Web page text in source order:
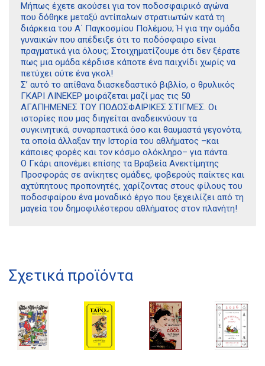
Μήπως έχετε ακούσει για τον ποδοσφαιρικό αγώνα
που δόθηκε μεταξύ αντίπαλων στρατιωτών κατά τη
διάρκεια του Α΄ Παγκοσμίου Πολέμου; Ή για την ομάδα
γυναικών που απέδειξε ότι το ποδόσφαιρο είναι
πραγματικά για όλους; Στοιχηματίζουμε ότι δεν ξέρατε
πως μια ομάδα κέρδισε κάποτε ένα παιχνίδι χωρίς να
πετύχει ούτε ένα γκολ!
Σ’ αυτό το απίθανα διασκεδαστικό βιβλίο, ο θρυλικός
ΓΚΑΡΙ ΛΙΝΕΚΕΡ μοιράζεται μαζί μας τις 50
ΑΓΑΠΗΜΕΝΕΣ ΤΟΥ ΠΟΔΟΣΦΑΙΡΙΚΕΣ ΣΤΙΓΜΕΣ. Οι
ιστορίες που μας διηγείται αναδεικνύουν τα
συγκινητικά, συναρπαστικά όσο και θαυμαστά γεγονότα,
τα οποία άλλαξαν την Ιστορία του αθλήματος –και
κάποιες φορές και τον κόσμο ολόκληρο– για πάντα.
Ο Γκάρι απονέμει επίσης τα Βραβεία Ανεκτίμητης
Προσφοράς σε ανίκητες ομάδες, φοβερούς παίκτες και
αχτύπητους προπονητές, χαρίζοντας στους φίλους του
ποδοσφαίρου ένα μοναδικό έργο που ξεχειλίζει από τη
μαγεία του δημοφιλέστερου αθλήματος στον πλανήτη!
Σχετικά προϊόντα
Διδότου 34, Αθήνα 106 80